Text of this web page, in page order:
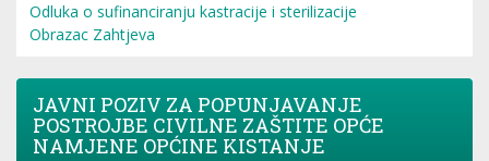
Odluka o sufinanciranju kastracije i sterilizacije
Obrazac Zahtjeva
JAVNI POZIV ZA POPUNJAVANJE
POSTROJBE CIVILNE ZAŠTITE OPĆE
NAMJENE OPĆINE KISTANJE